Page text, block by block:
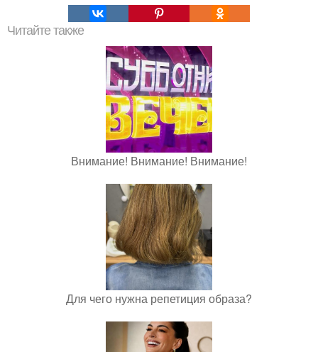
Читайте также
Внимание! Внимание! Внимание!
Для чего нужна репетиция образа?